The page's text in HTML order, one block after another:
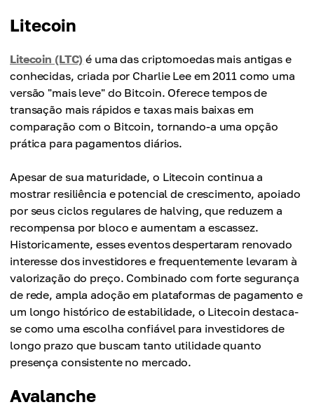
Litecoin
Litecoin (LTC) é uma das criptomoedas mais antigas e
conhecidas, criada por Charlie Lee em 2011 como uma
versão "mais leve" do Bitcoin. Oferece tempos de
transação mais rápidos e taxas mais baixas em
comparação com o Bitcoin, tornando-a uma opção
prática para pagamentos diários.
Apesar de sua maturidade, o Litecoin continua a
mostrar resiliência e potencial de crescimento, apoiado
por seus ciclos regulares de halving, que reduzem a
recompensa por bloco e aumentam a escassez.
Historicamente, esses eventos despertaram renovado
interesse dos investidores e frequentemente levaram à
valorização do preço. Combinado com forte segurança
de rede, ampla adoção em plataformas de pagamento e
um longo histórico de estabilidade, o Litecoin destaca-
se como uma escolha confiável para investidores de
longo prazo que buscam tanto utilidade quanto
presença consistente no mercado.
Avalanche